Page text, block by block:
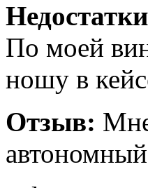
По моей
ношу в
Отзыв: